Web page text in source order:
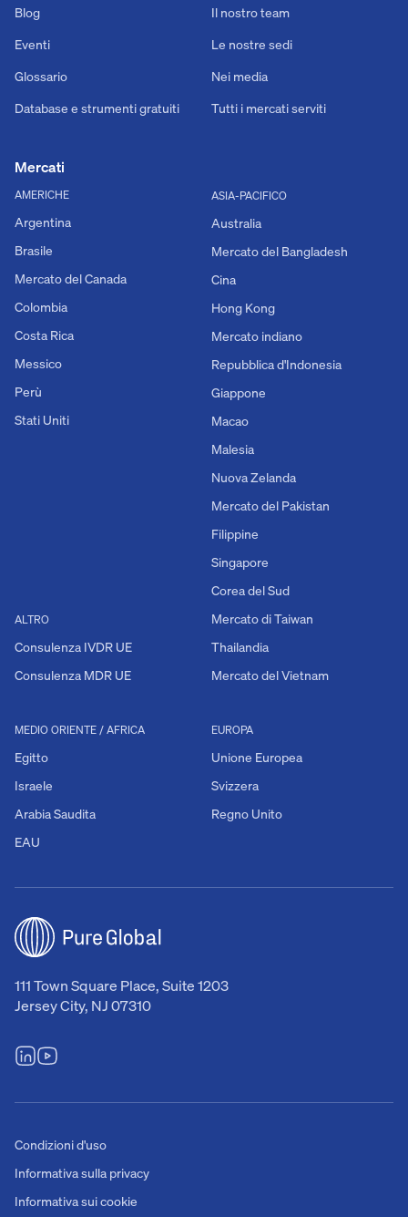
111 Town Square Place, Suite 1203
Jersey City, NJ 07310
Blog
Eventi
Glossario
Database e strumenti gratuiti
Il nostro team
Le nostre sedi
Nei media
Tutti i mercati serviti
Mercati
AMERICHE
Argentina
Brasile
Mercato del Canada
Colombia
Costa Rica
Messico
Perù
Stati Uniti
ALTRO
Consulenza IVDR UE
Consulenza MDR UE
EUROPA
Unione Europea
Svizzera
Regno Unito
MEDIO ORIENTE / AFRICA
Egitto
Israele
Arabia Saudita
EAU
ASIA-PACIFICO
Australia
Mercato del Bangladesh
Cina
Hong Kong
Mercato indiano
Repubblica d'Indonesia
Giappone
Macao
Malesia
Nuova Zelanda
Mercato del Pakistan
Filippine
Singapore
Corea del Sud
Mercato di Taiwan
Thailandia
Mercato del Vietnam
Condizioni d'uso
Informativa sulla privacy
Informativa sui cookie